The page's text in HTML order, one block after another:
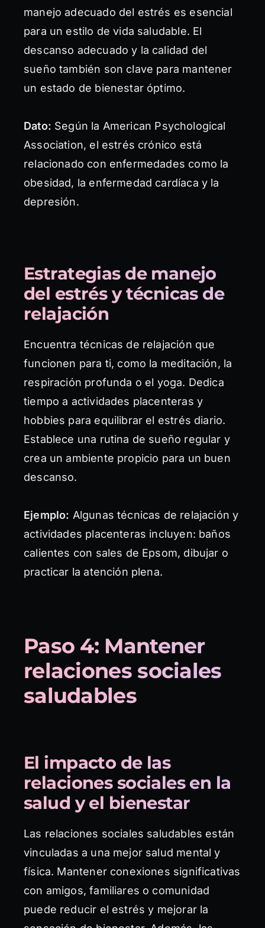
manejo adecuado del estrés es esencial
para un estilo de vida saludable. El
descanso adecuado y la calidad del
sueño también son clave para mantener
un estado de bienestar óptimo.
Dato: Según la American Psychological
Association, el estrés crónico está
relacionado con enfermedades como la
obesidad, la enfermedad cardíaca y la
depresión.
Estrategias de manejo
del estrés y técnicas de
relajación
Encuentra técnicas de relajación que
funcionen para ti, como la meditación, la
respiración profunda o el yoga. Dedica
tiempo a actividades placenteras y
hobbies para equilibrar el estrés diario.
Establece una rutina de sueño regular y
crea un ambiente propicio para un buen
descanso.
Ejemplo: Algunas técnicas de relajación y
actividades placenteras incluyen: baños
calientes con sales de Epsom, dibujar o
practicar la atención plena.
Paso 4: Mantener
relaciones sociales
saludables
El impacto de las
relaciones sociales en la
salud y el bienestar
Las relaciones sociales saludables están
vinculadas a una mejor salud mental y
física. Mantener conexiones significativas
con amigos, familiares o comunidad
puede reducir el estrés y mejorar la